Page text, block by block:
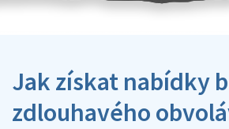
Jak získat nabídky
zdlouhavého